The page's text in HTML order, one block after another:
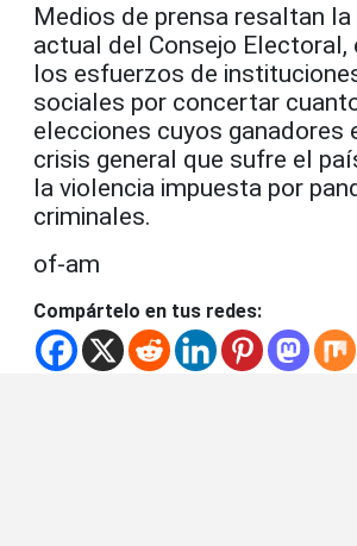
Medios de prensa resaltan la
actual del Consejo Electoral,
los esfuerzos de
sociales por concertar
elecciones cuyos ganadores
crisis general que sufre el
la violencia impuesta por
criminales.
of-am
Compártelo en tus redes: